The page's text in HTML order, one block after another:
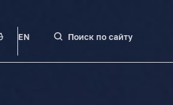
EN Поиск по сайту